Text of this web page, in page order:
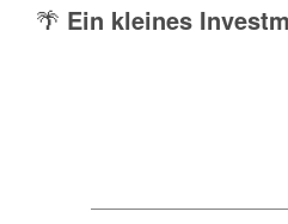
🌴 Ein kleines